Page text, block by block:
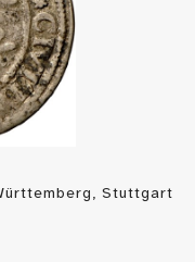
Stuttgart